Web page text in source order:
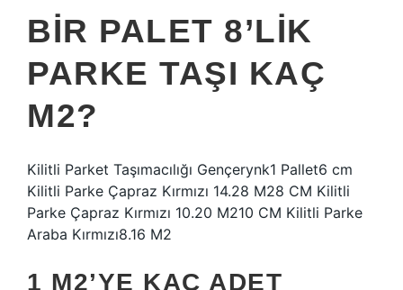
BIR PALET 8’LIK
PARKE TAŞI KAÇ
M2?
Kilitli Parket Taşımacılığı Gençerynk1 Pallet6 cm
Kilitli Parke Çapraz Kırmızı 14.28 M28 CM Kilitli
Parke Çapraz Kırmızı 10.20 M210 CM Kilitli Parke
Araba Kırmızı8.16 M2
1 M2’YE KAÇ ADET